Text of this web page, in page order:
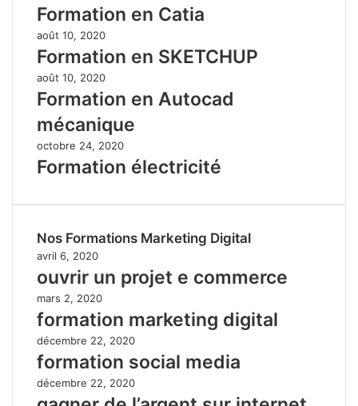
Formation en Catia
août 10, 2020
Formation en SKETCHUP
août 10, 2020
Formation en Autocad
mécanique
octobre 24, 2020
Formation électricité
Nos Formations Marketing Digital
avril 6, 2020
ouvrir un projet e commerce
mars 2, 2020
formation marketing digital
décembre 22, 2020
formation social media
décembre 22, 2020